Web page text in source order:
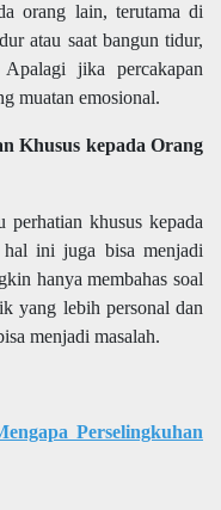
orang lain, terutama di
atau saat bangun tidur,
jika percakapan
muatan emosional.
Khusus kepada Orang
perhatian khusus kepada
ini juga bisa menjadi
hanya membahas soal
yang lebih personal dan
menjadi masalah.
Perselingkuhan